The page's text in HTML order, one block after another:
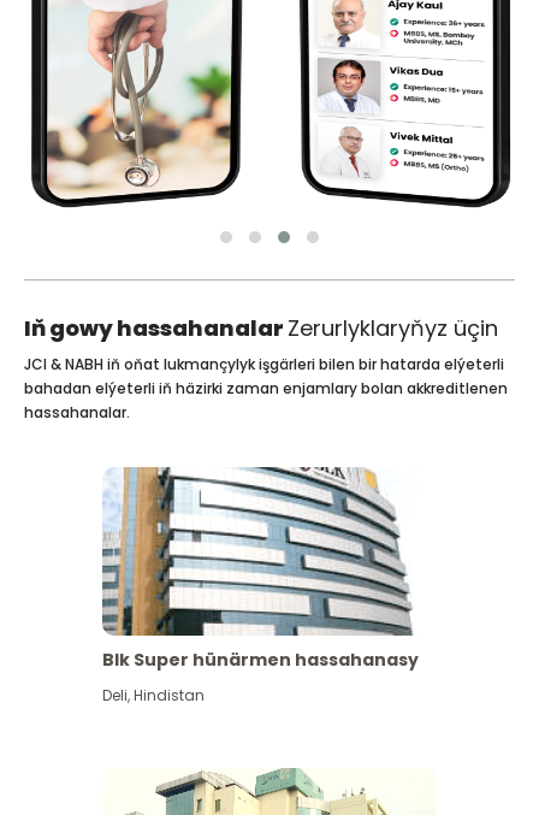
Iň gowy hassahanalar Zerurlyklaryňyz üçin
JCI & NABH iň oňat lukmançylyk işgärleri bilen bir hatarda elýeterli
bahadan elýeterli iň häzirki zaman enjamlary bolan akkreditlenen
hassahanalar.
Blk Super hünärmen hassahanasy
Deli,Hindistan